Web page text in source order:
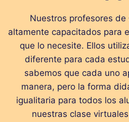
Nuestros profesores de
altamente capacitados para
que lo necesite. Ellos
diferente para cada
sabemos que cada uno
manera, pero la forma
igualitaria para todos los
nuestras clase